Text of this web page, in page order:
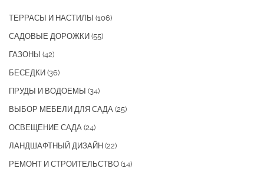
ТЕРРАСЫ И НАСТИЛЫ (106)
САДОВЫЕ ДОРОЖКИ (55)
ГАЗОНЫ (42)
БЕСЕДКИ (36)
ПРУДЫ И ВОДОЕМЫ (34)
ВЫБОР МЕБЕЛИ ДЛЯ САДА (25)
ОСВЕЩЕНИЕ САДА (24)
ЛАНДШАФТНЫЙ ДИЗАЙН (22)
РЕМОНТ И СТРОИТЕЛЬСТВО (14)